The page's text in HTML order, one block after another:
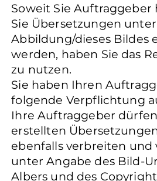
Soweit Sie Auftraggeber
Sie Übersetzungen
Abbildung/dieses Bildes
werden, haben Sie das
zu nutzen.
Sie haben Ihren
folgende Verpflichtung
Ihre Auftraggeber
erstellten
ebenfalls verbreiten
unter Angabe des Bild-
Albers und des